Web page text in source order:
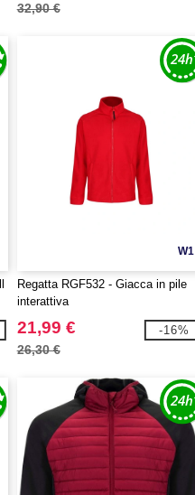
32,90 €
W1
Regatta RGF532 - Giacca in pile
interattiva
21,99 €
26,30 €
-16%